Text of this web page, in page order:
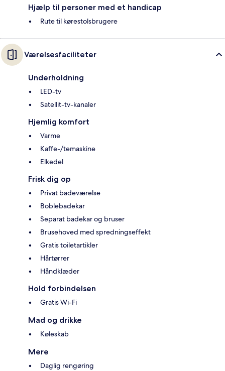
Hjælp til personer med et handicap
Rute til kørestolsbrugere
Værelsesfaciliteter
Underholdning
LED-tv
Satellit-tv-kanaler
Hjemlig komfort
Varme
Kaffe-/temaskine
Elkedel
Frisk dig op
Privat badeværelse
Boblebadekar
Separat badekar og bruser
Brusehoved med spredningseffekt
Gratis toiletartikler
Hårtørrer
Håndklæder
Hold forbindelsen
Gratis Wi-Fi
Mad og drikke
Køleskab
Mere
Daglig rengøring